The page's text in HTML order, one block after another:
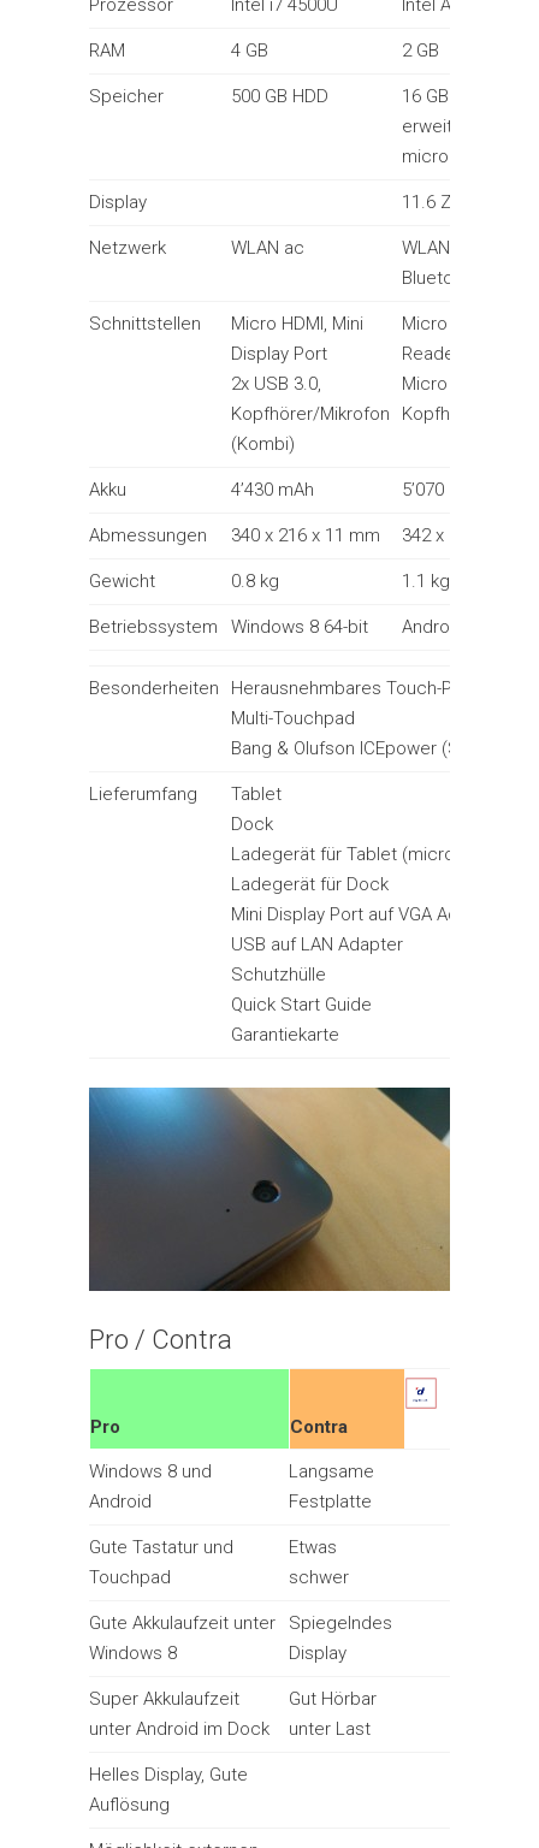
Prozessor Intel i7 4500U Intel Atom Z2560
RAM 4 GB 2 GB
Speicher 500 GB HDD
16 GB Flash
erweiterbar
microSD-Karte
Display 11.6 Zoll Full HD
Netzwerk WLAN ac
WLAN a, g, n /
Bluetooth
Schnittstellen
Micro HDMI, Mini
Display Port
2x USB 3.0,
Kopfhörer/Mikrofon
(Kombi)
Micro SD Card
Reader
Micro USB
Akku 4’430 mAh 5’070 mAh
Abmessungen 340 x 216 x 11 mm 342 x 216 x 11.5
Gewicht 0.8 kg 1.1 kg
Betriebssystem Windows 8 64-bit Android 4.2.2
Besonderheiten
Herausnehmbares Touch-Panel
Multi-Touchpad
Bang & Olufson ICEpower (Sound)
Lieferumfang
Tablet
Dock
Ladegerät für Tablet (microUSB)
Ladegerät für Dock
Mini Display Port auf VGA Adapter
USB auf LAN Adapter
Schutzhülle
Quick Start Guide
Garantiekarte
Pro / Contra
Pro Contra
Windows 8 und
Android
Langsame
Festplatte
Gute Tastatur und
Touchpad
Etwas
schwer
Gute Akkulaufzeit unter
Windows 8
Spiegelndes
Display
Super Akkulaufzeit
unter Android im Dock
Gut Hörbar
unter Last
Helles Display, Gute
Auflösung